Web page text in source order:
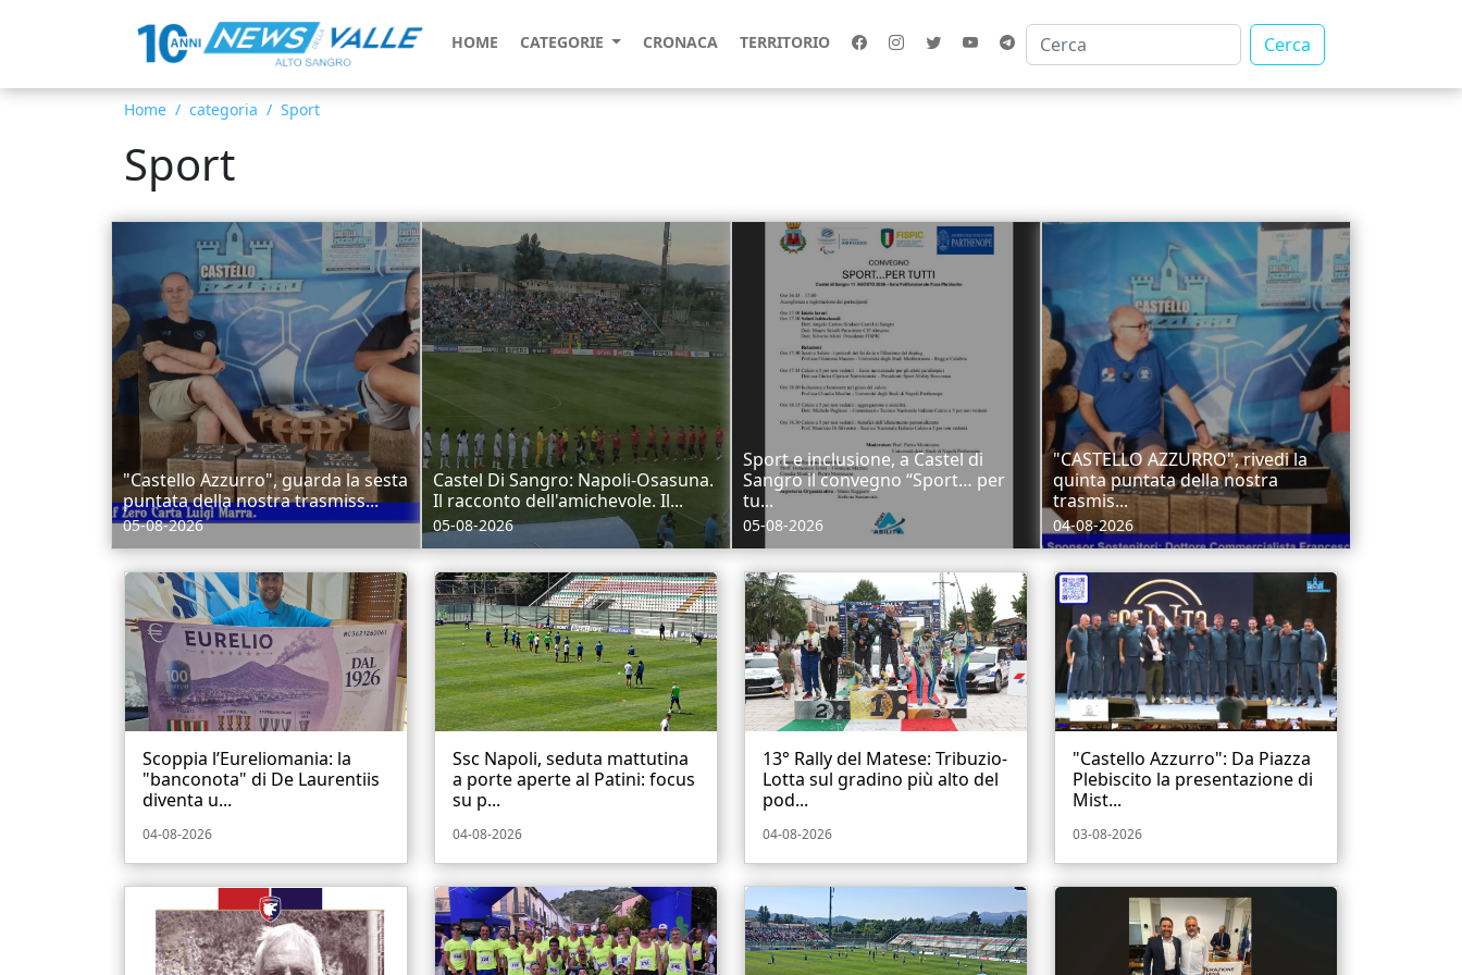
HOME CATEGORIE CRONACA TERRITORIO Cerca
Home categoria Sport
Sport
"Castello Azzurro", guarda la sesta
puntata della nostra trasmiss...
05-08-2026
Castel Di Sangro: Napoli-Osasuna.
Il racconto dell'amichevole. Il...
05-08-2026
Sport e inclusione, a Castel di
Sangro il convegno “Sport… per
tu...
05-08-2026
"CASTELLO AZZURRO", rivedi la
quinta puntata della nostra
trasmis...
04-08-2026
Scoppia l’Eureliomania: la
"banconota" di De Laurentiis
diventa u...
04-08-2026
Ssc Napoli, seduta mattutina
a porte aperte al Patini: focus
su p...
04-08-2026
13° Rally del Matese: Tribuzio-
Lotta sul gradino più alto del
pod...
04-08-2026
"Castello Azzurro": Da Piazza
Plebiscito la presentazione di
Mist...
03-08-2026